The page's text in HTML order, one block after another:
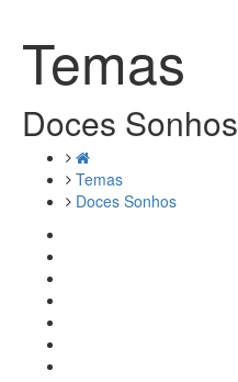
Temas
Doces Sonhos
Temas
Doces Sonhos